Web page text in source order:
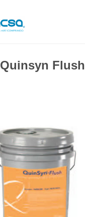
Quinsyn Flush